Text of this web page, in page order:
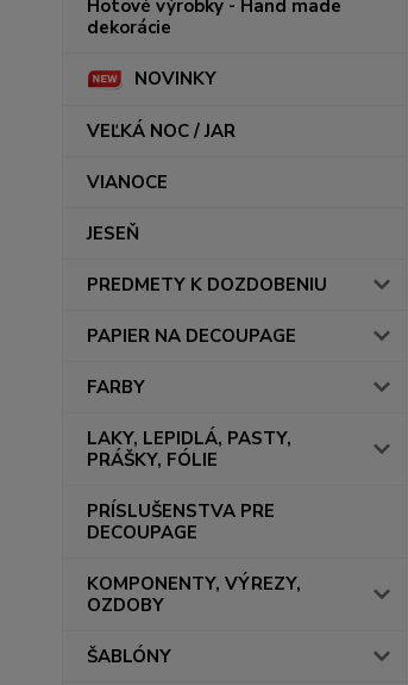
Hotové výrobky - Hand made
dekorácie
NOVINKY
VEĽKÁ NOC / JAR
VIANOCE
JESEŇ
PREDMETY K DOZDOBENIU
PAPIER NA DECOUPAGE
FARBY
LAKY, LEPIDLÁ, PASTY,
PRÁŠKY, FÓLIE
PRÍSLUŠENSTVA PRE
DECOUPAGE
KOMPONENTY, VÝREZY,
OZDOBY
ŠABLÓNY